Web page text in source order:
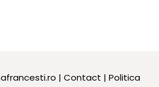
| Contact | Politica